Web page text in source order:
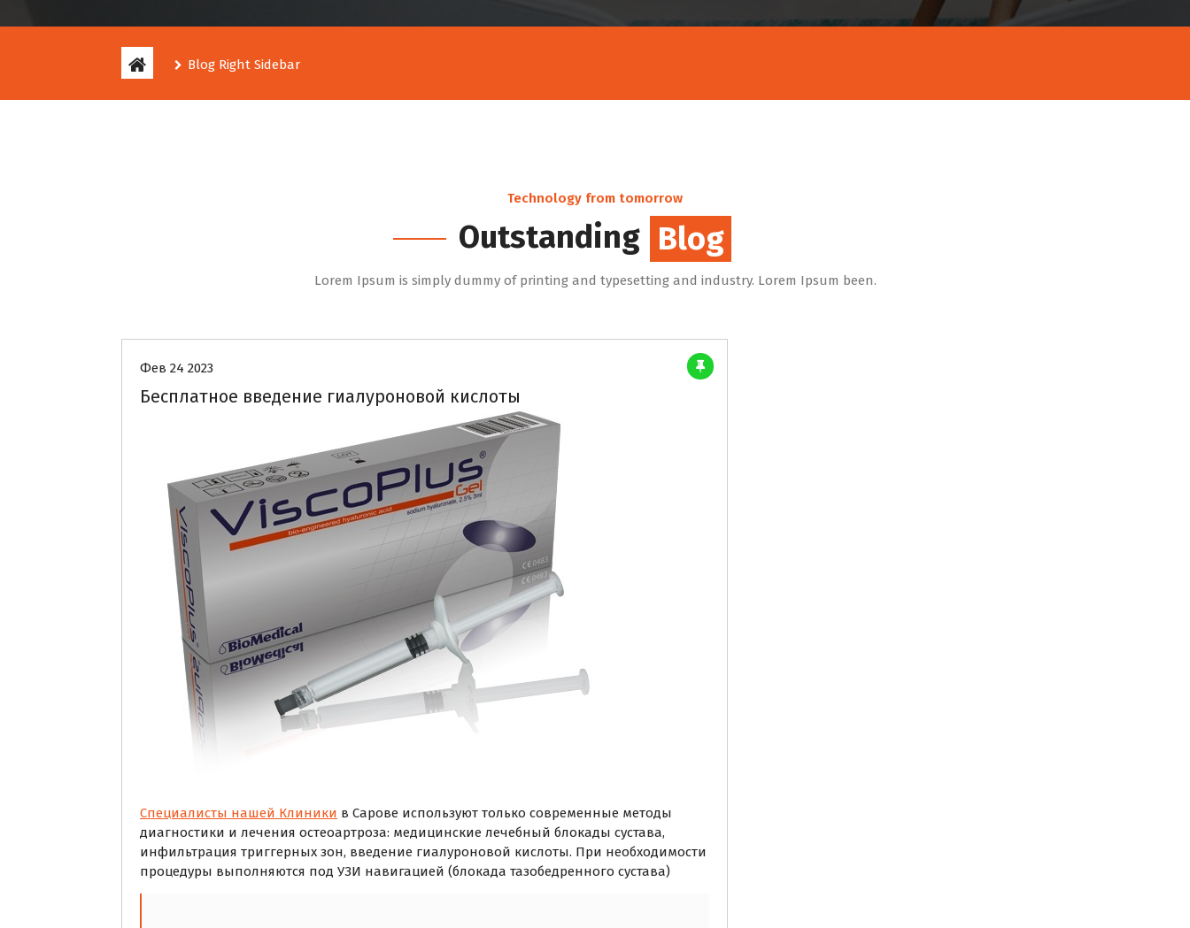
Blog Right Sidebar
Technology from tomorrow
Outstanding Blog
Blog
Lorem Ipsum is simply dummy of printing and typesetting and industry. Lorem Ipsum been.
Фев 24 2023
Бесплатное введение гиалуроновой кислоты
Специалисты нашей Клиники в Сарове используют только современные методы
диагностики и лечения остеоартроза: медицинские лечебный блокады сустава,
инфильтрация триггерных зон, введение гиалуроновой кислоты. При необходимости
процедуры выполняются под УЗИ навигацией (блокада тазобедренного сустава)